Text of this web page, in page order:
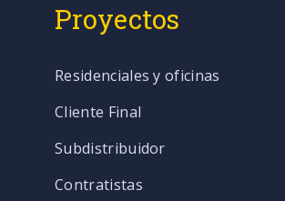
Proyectos
Residenciales y oficinas
Cliente Final
Subdistribuidor
Contratistas